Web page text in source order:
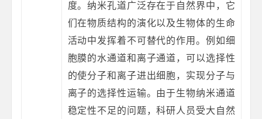
度。纳米孔道广泛存在于自然界中，它
们在物质结构的演化以及生物体的生命
活动中发挥着不可替代的作用。例如细
胞膜的水通道和离子通道，可以选择性
的使分子和离子进出细胞，实现分子与
离子的选择性运输。由于生物纳米通道
稳定性不足的问题，科研人员受大自然